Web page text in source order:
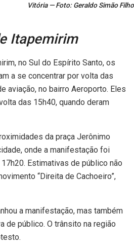
Vitória — Foto: Geraldo Simão Filho
Itapemirim
no Sul do Espírito Santo, os
a se concentrar por volta das
aviação, no bairro Aeroporto. Eles
das 15h40, quando deram
da praça Jerônimo
onde a manifestação foi
Estimativas de público não
“Direita de Cachoeiro”,
a manifestação, mas também
de público. O trânsito na região